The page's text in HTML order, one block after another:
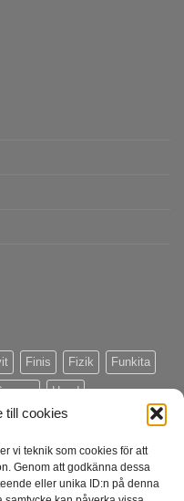
till cookies
vi teknik som cookies för att
Genom att godkänna dessa
eller unika ID:n på denna
Finis Fizik Funkita
Head
Merida
Outlet Profile Design
Snigel Stac